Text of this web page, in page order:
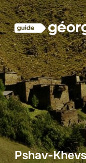
Aller
au
contenu
Pshav-